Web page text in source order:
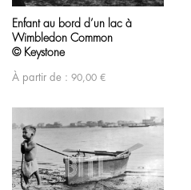
Enfant au bord d’un lac à
Wimbledon Common
© Keystone
À partir de : 90,00 €